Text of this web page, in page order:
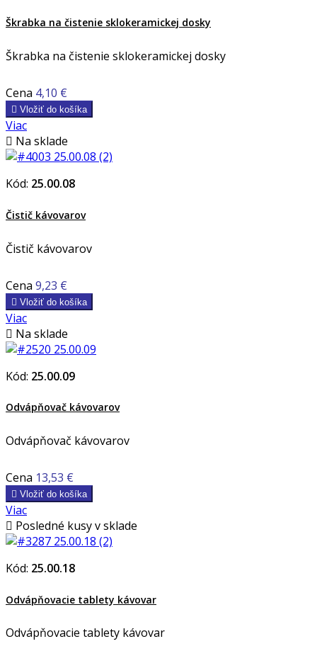
Škrabka na čistenie sklokeramickej dosky
Škrabka na čistenie sklokeramickej dosky
Cena 4,10 €
 Vložiť do košíka
Viac
 Na sklade
Kód: 25.00.08
Čistič kávovarov
Čistič kávovarov
Cena 9,23 €
 Vložiť do košíka
Viac
 Na sklade
Kód: 25.00.09
Odvápňovač kávovarov
Odvápňovač kávovarov
Cena 13,53 €
 Vložiť do košíka
Viac
 Posledné kusy v sklade
Kód: 25.00.18
Odvápňovacie tablety kávovar
Odvápňovacie tablety kávovar